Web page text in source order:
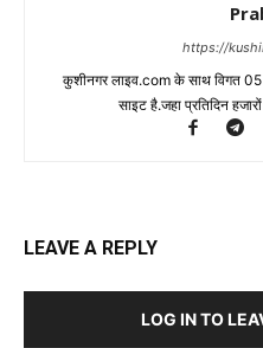
https://
कुशीनगर लाइव.com के साथ विगत 05
साइट है.जहा प्रतिदिन
LEAVE A REPLY
LOG IN TO